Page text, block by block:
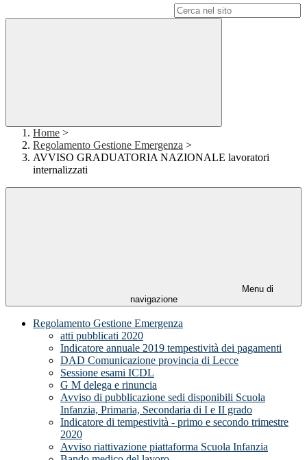
Home >
Regolamento Gestione Emergenza >
AVVISO GRADUATORIA NAZIONALE lavoratori
internalizzati
Menu di
navigazione
Regolamento Gestione Emergenza
atti pubblicati 2020
Indicatore annuale 2019 tempestività dei pagamenti
DAD Comunicazione provincia di Lecce
Sessione esami ICDL
G M delega e rinuncia
Avviso di pubblicazione sedi disponibili Scuola
Infanzia, Primaria, Secondaria di I e II grado
Indicatore di tempestività - primo e secondo trimestre
2020
Avviso riattivazione piattaforma Scuola Infanzia